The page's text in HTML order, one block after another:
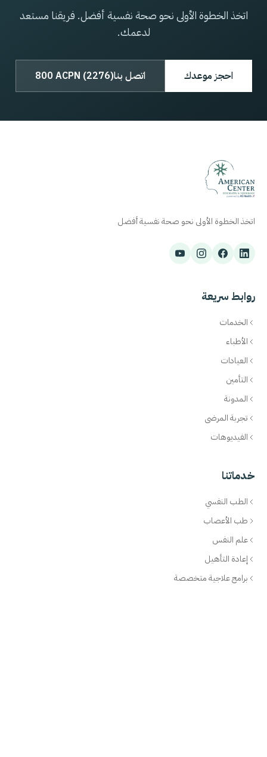
اتخذ الخطوة الأولى نحو صحة نفسية أفضل. فريقنا مستعد
لدعمك.
احجز موعدك اتصل بنا800 ACPN (2276)
اتخذ الخطوة الأولى نحو صحة نفسية أفضل
روابط سريعة
الخدمات
الأطباء
العيادات
التأمين
المدونة
تجربة المرضى
الفيديوهات
خدماتنا
الطب النفسي
طب الأعصاب
علم النفس
إعادة التأهيل
برامج علاجية متخصصة